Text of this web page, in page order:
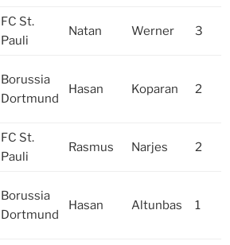
FC St.
Pauli
Natan Werner 3
Borussia
Dortmund
Hasan Koparan 2
FC St.
Pauli
Rasmus Narjes 2
Borussia
Dortmund
Hasan Altunbas 1